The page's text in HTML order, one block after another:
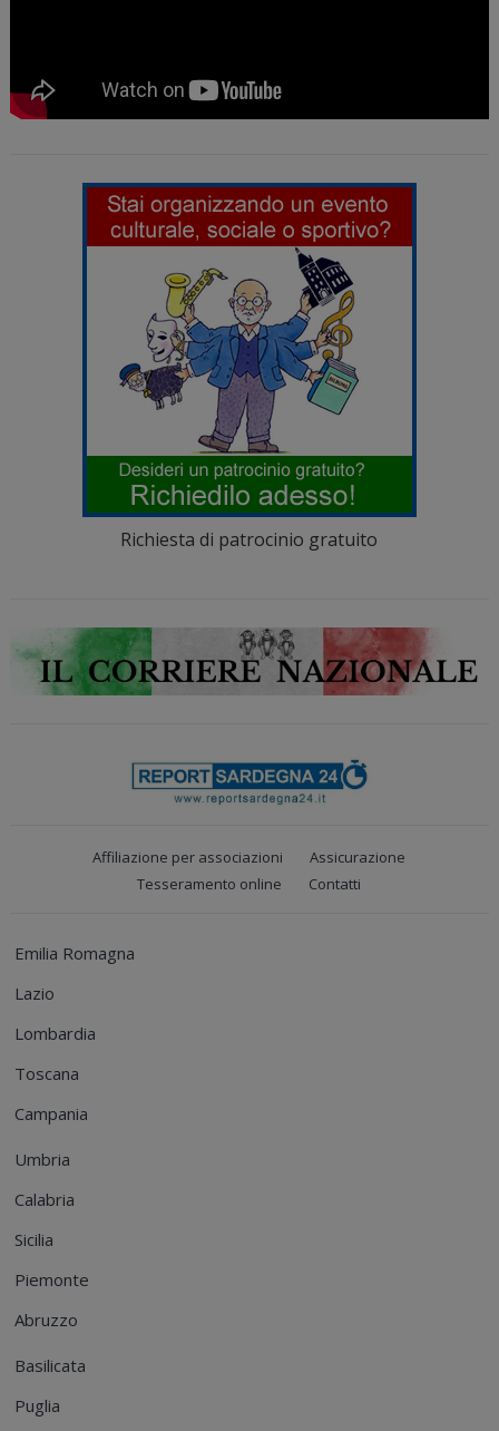
Richiesta di patrocinio gratuito
Affiliazione per associazioni
Assicurazione
Tesseramento online
Contatti
Emilia Romagna
Lazio
Lombardia
Toscana
Campania
Umbria
Calabria
Sicilia
Piemonte
Abruzzo
Basilicata
Puglia